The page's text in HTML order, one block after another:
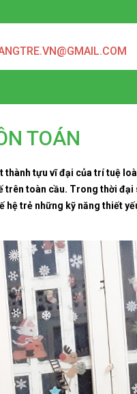
TOÁN
tựu vĩ đại của trí tuệ
trên toàn cầu. Trong thời
trẻ những kỹ năng thiết